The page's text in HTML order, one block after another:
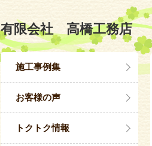
有限会社 高橋工務店
施工事例集
お客様の声
トクトク情報